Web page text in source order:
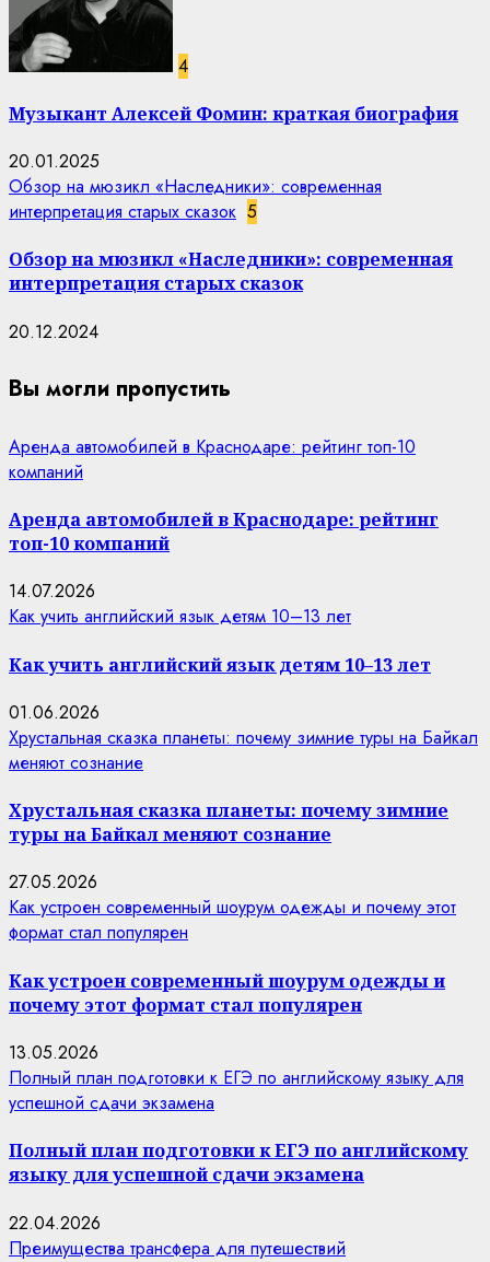
4
Музыкант Алексей Фомин: краткая биография
20.01.2025
Обзор на мюзикл «Наследники»: современная
интерпретация старых сказок 5
Обзор на мюзикл «Наследники»: современная
интерпретация старых сказок
20.12.2024
Вы могли пропустить
Аренда автомобилей в Краснодаре: рейтинг топ-10
компаний
Аренда автомобилей в Краснодаре: рейтинг
топ-10 компаний
14.07.2026
Как учить английский язык детям 10–13 лет
Как учить английский язык детям 10–13 лет
01.06.2026
Хрустальная сказка планеты: почему зимние туры на Байкал
меняют сознание
Хрустальная сказка планеты: почему зимние
туры на Байкал меняют сознание
27.05.2026
Как устроен современный шоурум одежды и почему этот
формат стал популярен
Как устроен современный шоурум одежды и
почему этот формат стал популярен
13.05.2026
Полный план подготовки к ЕГЭ по английскому языку для
успешной сдачи экзамена
Полный план подготовки к ЕГЭ по английскому
языку для успешной сдачи экзамена
22.04.2026
Преимущества трансфера для путешествий